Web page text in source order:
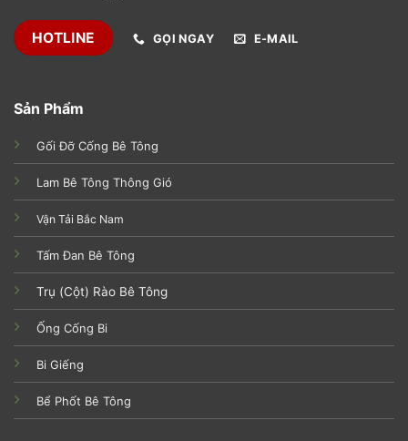
HOTLINE GỌI NGAY E-MAIL
Sản Phẩm
Gối Đỡ Cống Bê Tông
Lam Bê Tông Thông Gió
Vận Tải Bắc Nam
Tấm Đan Bê Tông
Trụ (Cột) Rào Bê Tông
Ống Cống Bi
Bi Giếng
Bể Phốt Bê Tông